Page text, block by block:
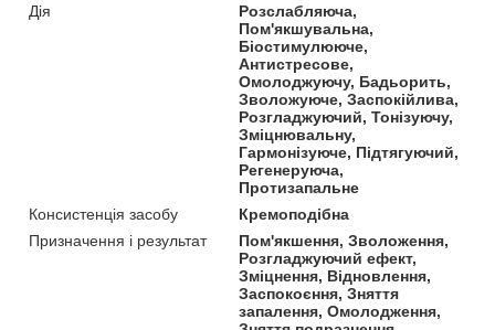
Дія
Розслабляюча,
Пом'якшувальна,
Біостимулююче,
Антистресове,
Омолоджуючу, Бадьорить,
Зволожуюче, Заспокійлива,
Розгладжуючий, Тонізуючу,
Зміцнювальну,
Гармонізуюче, Підтягуючий,
Регенеруюча,
Протизапальне
Консистенція засобу
Кремоподібна
Призначення і результат
Пом'якшення, Зволоження,
Розгладжуючий ефект,
Зміцнення, Відновлення,
Заспокоєння, Зняття
запалення, Омолодження,